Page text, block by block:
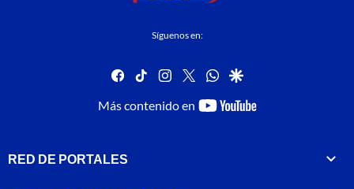
Síguenos en:
facebook
tiktok instagram
twitterwhatsapp
google
Más contenido en
youtube-
RED DE PORTALES